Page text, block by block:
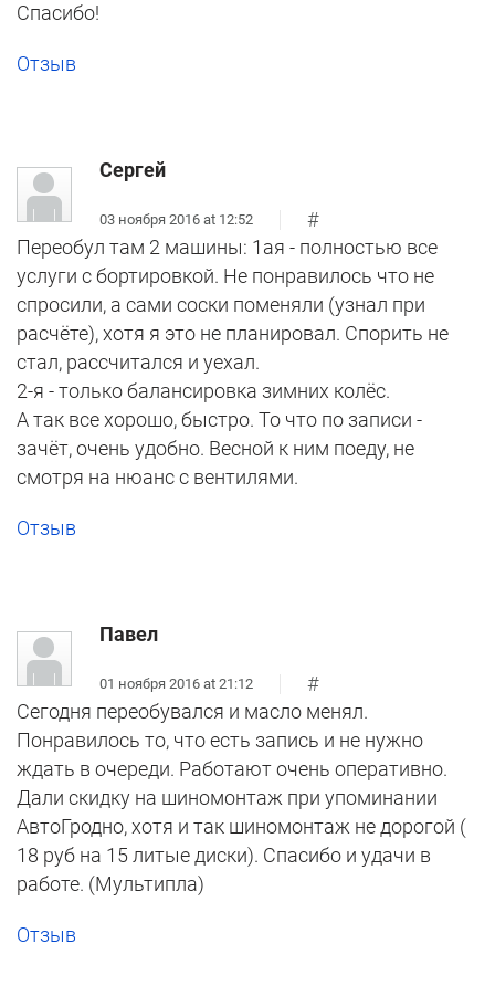
Спасибо!
Отзыв
Сергей
03 ноября 2016 at 12:52
#
Переобул там 2 машины: 1ая - полностью все
услуги с бортировкой. Не понравилось что не
спросили, а сами соски поменяли (узнал при
расчёте), хотя я это не планировал. Спорить не
стал, рассчитался и уехал.
2-я - только балансировка зимних колёс.
А так все хорошо, быстро. То что по записи -
зачёт, очень удобно. Весной к ним поеду, не
смотря на нюанс с вентилями.
Отзыв
Павел
01 ноября 2016 at 21:12
#
Сегодня переобувался и масло менял.
Понравилось то, что есть запись и не нужно
ждать в очереди. Работают очень оперативно.
Дали скидку на шиномонтаж при упоминании
АвтоГродно, хотя и так шиномонтаж не дорогой (
18 руб на 15 литые диски). Спасибо и удачи в
работе. (Мультипла)
Отзыв